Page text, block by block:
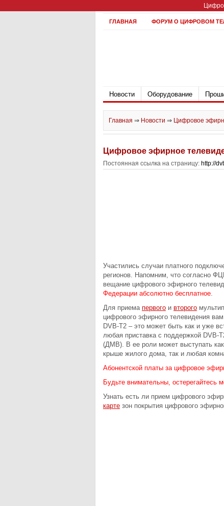
ГЛАВНАЯ ФОРУМ О ЦИФРОВОМ
Новости Оборудование
Главная ⇒ Новости ⇒ Цифровое
Цифровое эфирное
Постоянная ссылка на страницу: http://
Участились случаи платного
регионов. Напомним, что согласно
вещание цифрового эфирного
Федерации абсолютно бесплатное.
Для приема первого и второго
цифрового эфирного телевидения
DVB-T2 – это может быть как и уже
любая приставка с поддержкой DVB-
(ДМВ). В ее роли может выступать
крыше жилого дома, так и любая
Абонентской платы за цифровое
Будьте внимательны, остерегайтесь
Узнать есть ли прием цифрового
карте зон покрытия цифрового